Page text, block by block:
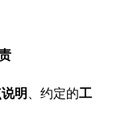
明、约定的工